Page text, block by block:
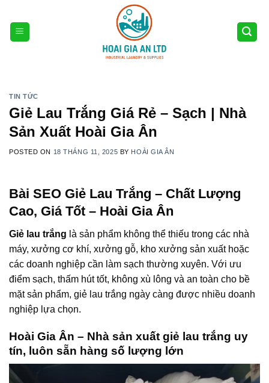
content
TIN TỨC
Giẻ Lau Trắng Giá Rẻ – Sạch | Nhà
Sản Xuất Hoài Gia Ân
POSTED ON 18 THÁNG 11, 2025 BY HOÀI GIA ÂN
Bài SEO Giẻ Lau Trắng – Chất Lượng
Cao, Giá Tốt – Hoài Gia Ân
Giẻ lau trắng là sản phẩm không thể thiếu trong các nhà
máy, xưởng cơ khí, xưởng gỗ, kho xưởng sản xuất hoặc
các doanh nghiệp cần làm sạch thường xuyên. Với ưu
điểm sạch, thấm hút tốt, không xù lông và an toàn cho bề
mặt sản phẩm, giẻ lau trắng ngày càng được nhiều doanh
nghiệp lựa chọn.
Hoài Gia Ân – Nhà sản xuất giẻ lau trắng uy
tín, luôn sẵn hàng số lượng lớn